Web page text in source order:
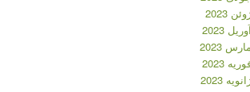
2023
2023
مارس 2023
2023
2023